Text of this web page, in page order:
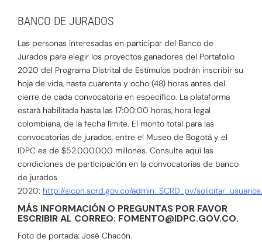
BANCO DE JURADOS
Las personas interesadas en participar del Banco de
Jurados para elegir los proyectos ganadores del Portafolio
2020 del Programa Distrital de Estímulos podrán inscribir su
hoja de vida, hasta cuarenta y ocho (48) horas antes del
cierre de cada convocatoria en específico. La plataforma
estará habilitada hasta las 17:00:00 horas, hora legal
colombiana, de la fecha límite. El monto total para las
convocatorias de jurados, entre el Museo de Bogotá y el
IDPC es de $52.000.000 millones. Consulte aquí las
condiciones de participación en la convocatorias de banco
de jurados
2020: http://sicon.scrd.gov.co/admin_SCRD_pv/
MÁS INFORMACIÓN O PREGUNTAS POR FAVOR
ESCRIBIR AL CORREO: FOMENTO@IDPC.GOV.CO.
Foto de portada: José Chacón.